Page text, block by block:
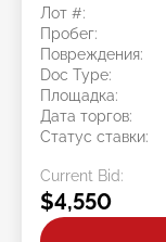
Лот #:
Пробег:
Повреждения:
Doc Type:
Площадка:
Дата торгов:
Статус ставки:
Current Bid:
$4,550